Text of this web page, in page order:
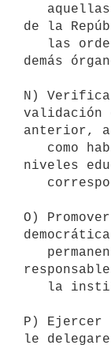
de la
demás
N)
validación
anterior,
niveles
O)
P) Ejercer
le